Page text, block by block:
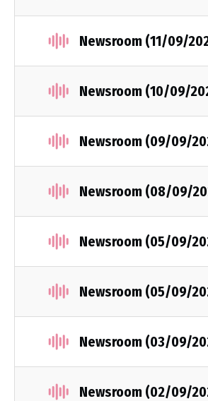
Newsroom (11/09/
Newsroom (10/09/
Newsroom (09/09/
Newsroom (08/09/
Newsroom (05/09/
Newsroom (05/09/
Newsroom (03/09/
Newsroom (02/09/